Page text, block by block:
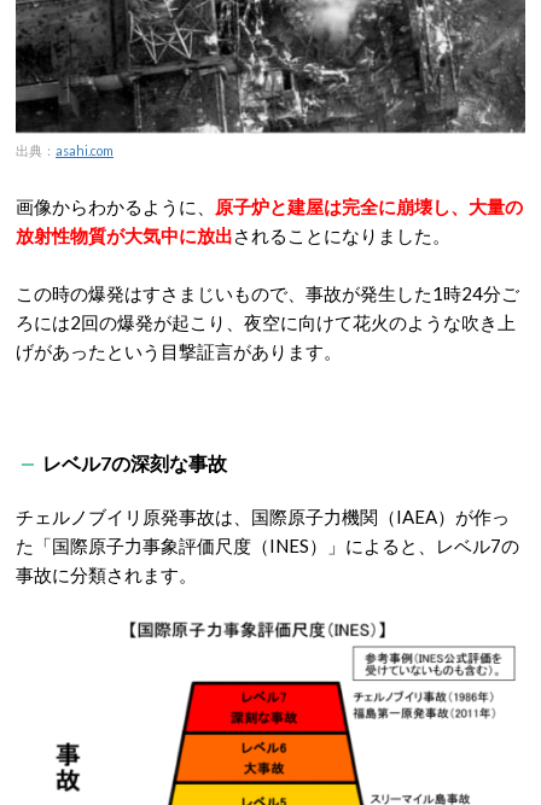
出典： asahi.com
画像からわかるように、
原子炉と建屋は完全に崩壊し、大量の
放射性物質が大気中に放出されることになりました。
この時の爆発はすさまじいもので、事故が発生した1時24分ご
ろには2回の爆発が起こり、夜空に向けて花火のような吹き上
げがあったという目撃証言があります。
レベル7の深刻な事故
チェルノブイリ原発事故は、国際原子力機関（IAEA）が作っ
た「国際原子力事象評価尺度（INES）」によると、レベル7の
事故に分類されます。